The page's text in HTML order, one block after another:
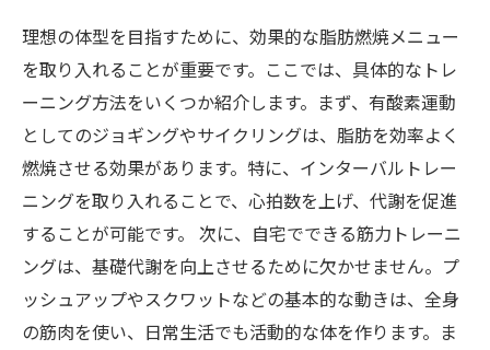
理想の体型を目指すために、効果的な脂肪燃焼メニュー
を取り入れることが重要です。ここでは、具体的なトレ
ーニング方法をいくつか紹介します。まず、有酸素運動
としてのジョギングやサイクリングは、脂肪を効率よく
燃焼させる効果があります。特に、インターバルトレー
ニングを取り入れることで、心拍数を上げ、代謝を促進
することが可能です。 次に、自宅でできる筋力トレーニ
ングは、基礎代謝を向上させるために欠かせません。プ
ッシュアップやスクワットなどの基本的な動きは、全身
の筋肉を使い、日常生活でも活動的な体を作ります。ま